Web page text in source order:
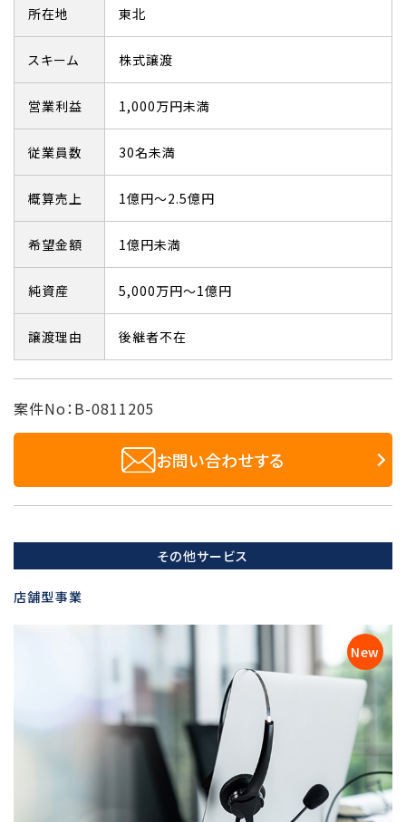
所在地 東北
スキーム 株式譲渡
営業利益 1,000万円未満
従業員数 30名未満
概算売上 1億円～2.5億円
希望金額 1億円未満
純資産 5,000万円～1億円
譲渡理由 後継者不在
案件No：B-0811205
お問い合わせする
その他サービス
店舗型事業